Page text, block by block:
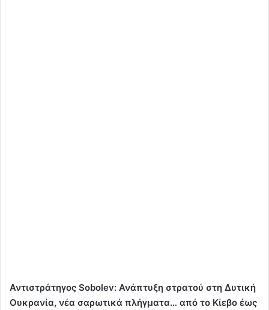
Αντιστράτηγος Sobolev: Ανάπτυξη στρατού στη Δυτική
Ουκρανία, νέα σαρωτικά πλήγματα… από το Κίεβο έως